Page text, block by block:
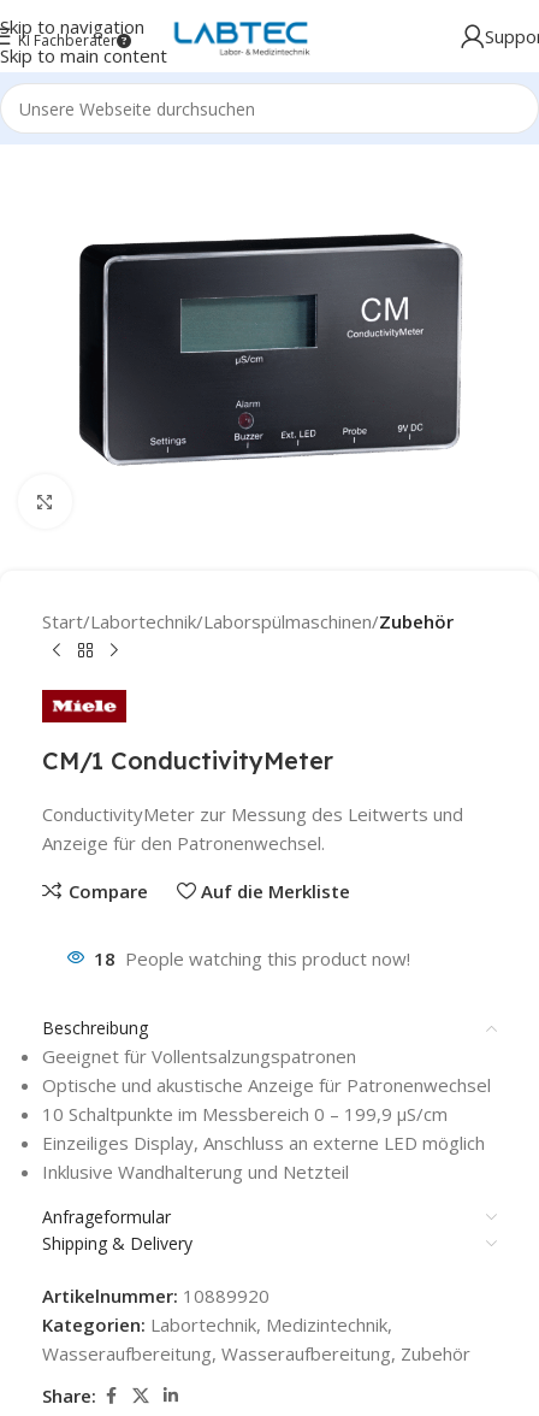
Skip to navigation
Skip to main content
KI Fachberater
Start Labortechnik Laborspülmaschinen Zubehör
CM/1 ConductivityMeter
ConductivityMeter zur Messung des Leitwerts und
Anzeige für den Patronenwechsel.
Compare
Auf die Merkliste
18 People watching this product now!
Beschreibung
Geeignet für Vollentsalzungspatronen
Optische und akustische Anzeige für Patronenwechsel
10 Schaltpunkte im Messbereich 0 – 199,9 µS/cm
Einzeiliges Display, Anschluss an externe LED möglich
Inklusive Wandhalterung und Netzteil
Anfrageformular
Shipping & Delivery
Artikelnummer: 10889920
Kategorien: Labortechnik, Medizintechnik,
Wasseraufbereitung, Wasseraufbereitung, Zubehör
Share: